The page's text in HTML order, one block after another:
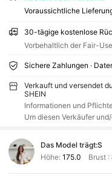
Voraussichtliche
30-tägige kostenlose
Vorbehaltlich der Fair-
Sichere Zahlungen ·
Verkauft und versendet
SHEIN
Informationen und
Um diesen Verkäufer
Das Model trägt:S
Höhe: 175.0 Brust :